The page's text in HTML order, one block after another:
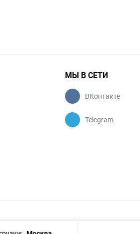
МЫ В СЕТИ
ВКонтакте
Telegram